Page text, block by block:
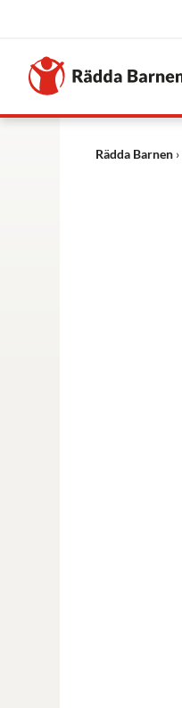
Till
Rädda
Barnens
startsida
Rädda Barnen